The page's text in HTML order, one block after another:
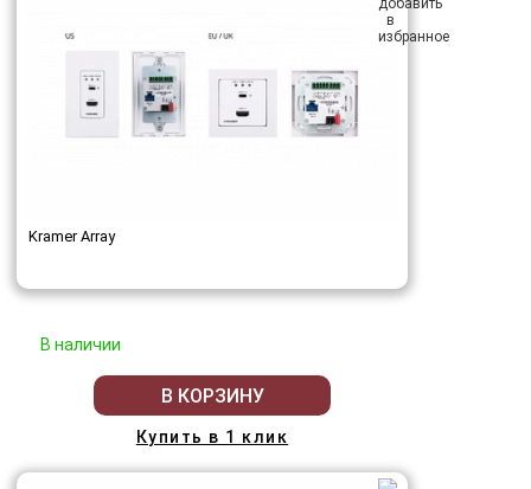
Kramer Array
В наличии
В КОРЗИНУ
Купить в 1 клик